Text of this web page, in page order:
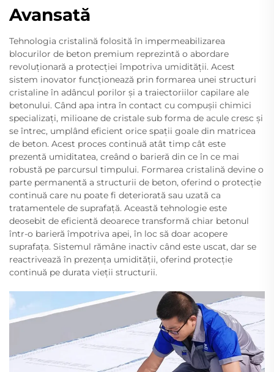
Avansată
Tehnologia cristalină folosită în impermeabilizarea
blocurilor de beton premium reprezintă o abordare
revoluționară a protecției împotriva umidității. Acest
sistem inovator funcționează prin formarea unei structuri
cristaline în adâncul porilor și a traiectoriilor capilare ale
betonului. Când apa intra în contact cu compușii chimici
specializați, milioane de cristale sub forma de acule cresc și
se întrec, umplând eficient orice spații goale din matricea
de beton. Acest proces continuă atât timp cât este
prezentă umiditatea, creând o barieră din ce în ce mai
robustă pe parcursul timpului. Formarea cristalină devine o
parte permanentă a structurii de beton, oferind o protecție
continuă care nu poate fi deteriorată sau uzată ca
tratamentele de suprafață. Această tehnologie este
deosebit de eficientă deoarece transformă chiar betonul
într-o barieră împotriva apei, în loc să doar acopere
suprafața. Sistemul rămâne inactiv când este uscat, dar se
reactrivează în prezența umidității, oferind protecție
continuă pe durata vieții structurii.